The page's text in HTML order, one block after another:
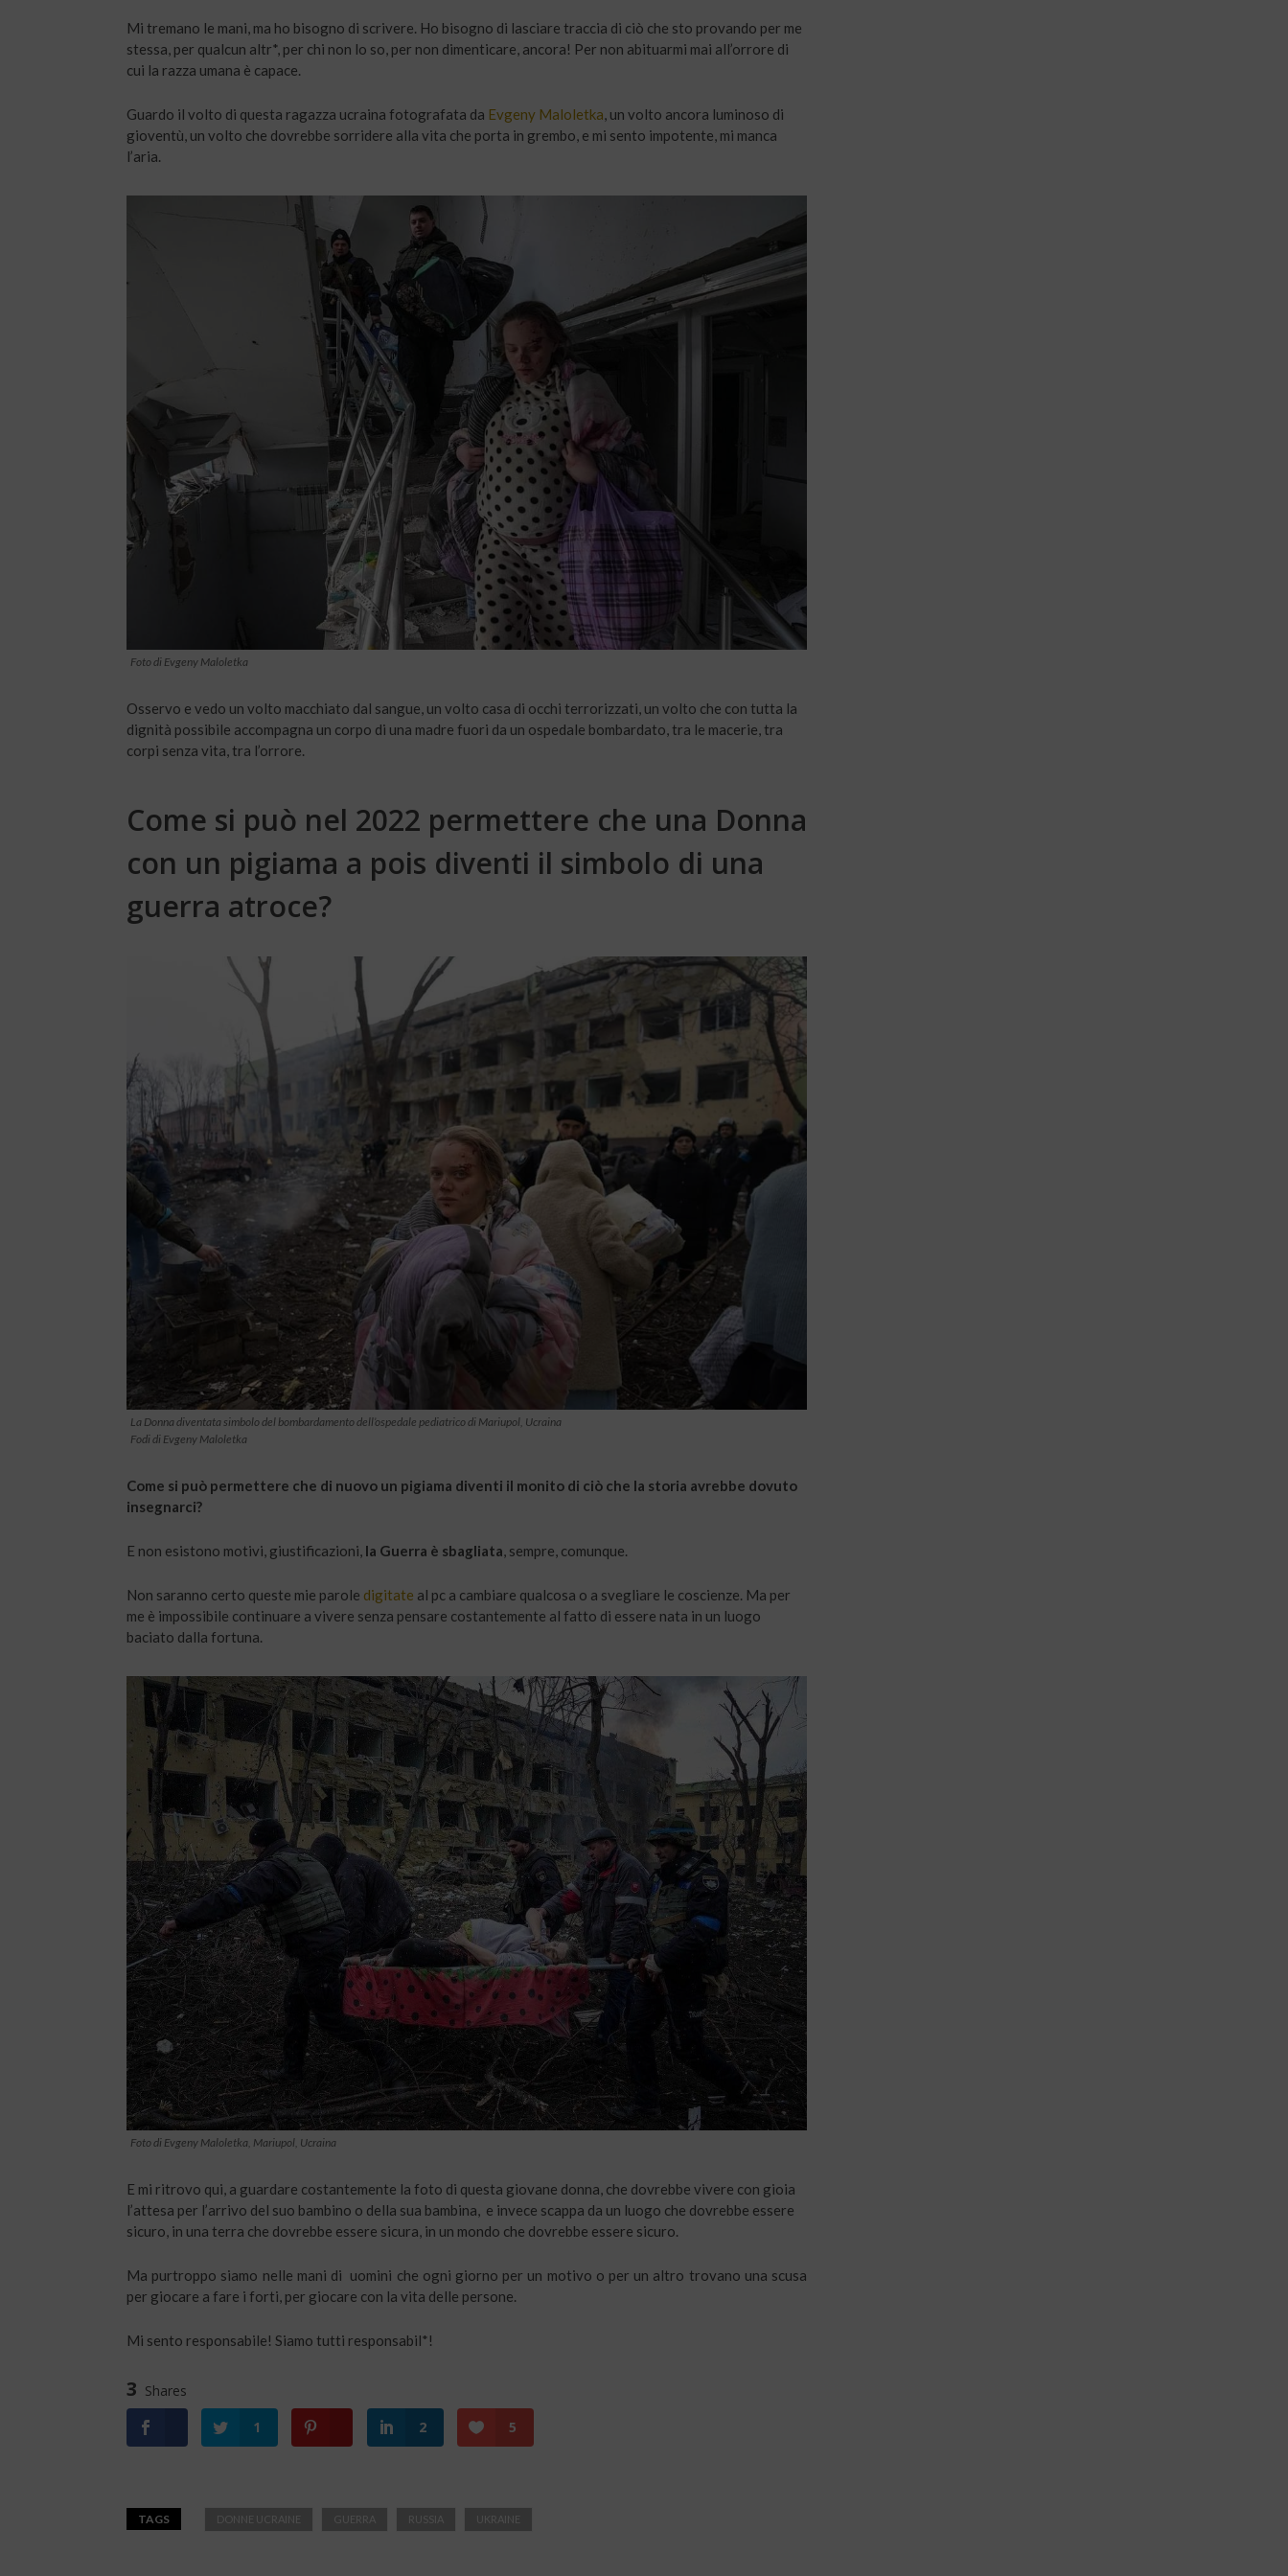
Mi tremano le mani, ma ho bisogno di scrivere. Ho bisogno di lasciare traccia di ciò che sto provando per me
stessa, per qualcun altr*, per chi non lo so, per non dimenticare, ancora! Per non abituarmi mai all’orrore di
cui la razza umana è capace.
Guardo il volto di questa ragazza ucraina fotografata da Evgeny Maloletka, un volto ancora luminoso di
gioventù, un volto che dovrebbe sorridere alla vita che porta in grembo, e mi sento impotente, mi manca
l’aria.
Foto di Evgeny Maloletka
Osservo e vedo un volto macchiato dal sangue, un volto casa di occhi terrorizzati, un volto che con tutta la
dignità possibile accompagna un corpo di una madre fuori da un ospedale bombardato, tra le macerie, tra
corpi senza vita, tra l’orrore.
Come si può nel 2022 permettere che una Donna
con un pigiama a pois diventi il simbolo di una
guerra atroce?
La Donna diventata simbolo del bombardamento dell’ospedale pediatrico di Mariupol, Ucraina
Fodi di Evgeny Maloletka
Come si può permettere che di nuovo un pigiama diventi il monito di ciò che la storia avrebbe dovuto
insegnarci?
E non esistono motivi, giustificazioni, la Guerra è sbagliata, sempre, comunque.
Non saranno certo queste mie parole digitate al pc a cambiare qualcosa o a svegliare le coscienze. Ma per
me è impossibile continuare a vivere senza pensare costantemente al fatto di essere nata in un luogo
baciato dalla fortuna.
Foto di Evgeny Maloletka, Mariupol, Ucraina
E mi ritrovo qui, a guardare costantemente la foto di questa giovane donna, che dovrebbe vivere con gioia
l’attesa per l’arrivo del suo bambino o della sua bambina, e invece scappa da un luogo che dovrebbe essere
sicuro, in una terra che dovrebbe essere sicura, in un mondo che dovrebbe essere sicuro.
Ma purtroppo siamo nelle mani di uomini che ogni giorno per un motivo o per un altro trovano una scusa
per giocare a fare i forti, per giocare con la vita delle persone.
Mi sento responsabile! Siamo tutti responsabil*!
3 Shares
1
2 5
TAGS DONNE UCRAINE GUERRA RUSSIA UKRAINE